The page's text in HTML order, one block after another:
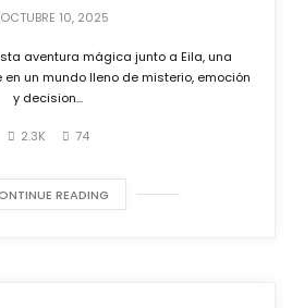
OCTUBRE 10, 2025
aventura mágica junto a Eila, una
un mundo lleno de misterio, emoción
y decision...
2.3K 74
READING